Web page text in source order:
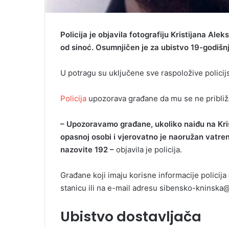
Policija je objavila fotografiju Kristijana
od sinoć. Osumnjičen je za ubistvo 19-
U potragu su uključene sve raspoložive
Policija upozorava građane da mu se ne
– Upozoravamo građane, ukoliko naiđu na
opasnoj osobi i vjerovatno je naoružan
nazovite 192 – objavila je policija.
Građane koji imaju korisne informacije
stanicu ili na e-mail adresu sibensko-
Ubistvo dostavljača